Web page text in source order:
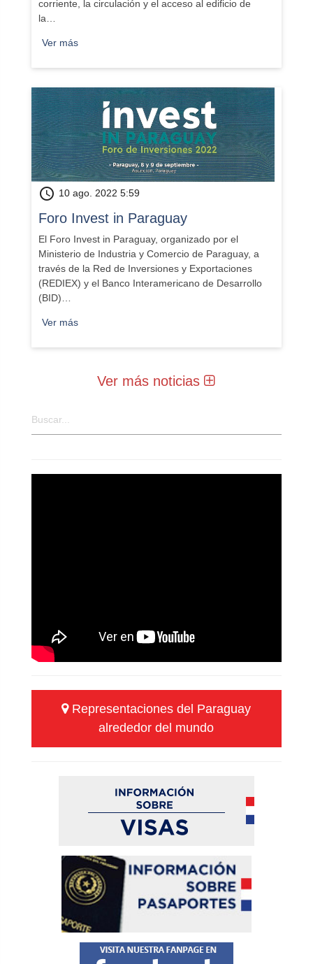
corriente, la circulación y el acceso al edificio de
la…
Ver más
schedule 10 ago. 2022 5:59
Foro Invest in Paraguay
El Foro Invest in Paraguay, organizado por el
Ministerio de Industria y Comercio de Paraguay, a
través de la Red de Inversiones y Exportaciones
(REDIEX) y el Banco Interamericano de Desarrollo
(BID)…
Ver más
Ver más noticias
Representaciones del Paraguay
alrededor del mundo